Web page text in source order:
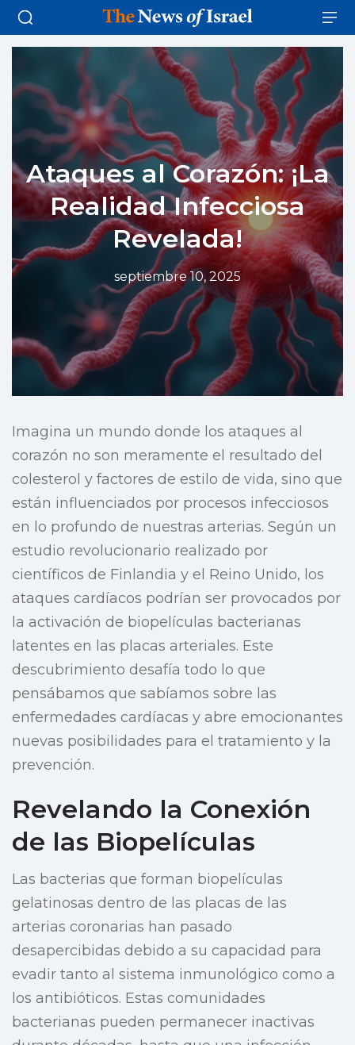
Ataques al Corazón: ¡La
Realidad Infecciosa
Revelada!
septiembre 10, 2025
Imagina un mundo donde los ataques al
corazón no son meramente el resultado del
colesterol y factores de estilo de vida, sino que
están influenciados por procesos infecciosos
en lo profundo de nuestras arterias. Según un
estudio revolucionario realizado por
científicos de Finlandia y el Reino Unido, los
ataques cardíacos podrían ser provocados por
la activación de biopelículas bacterianas
latentes en las placas arteriales. Este
descubrimiento desafía todo lo que
pensábamos que sabíamos sobre las
enfermedades cardíacas y abre emocionantes
nuevas posibilidades para el tratamiento y la
prevención.
Revelando la Conexión
de las Biopelículas
Las bacterias que forman biopelículas
gelatinosas dentro de las placas de las
arterias coronarias han pasado
desapercibidas debido a su capacidad para
evadir tanto al sistema inmunológico como a
los antibióticos. Estas comunidades
bacterianas pueden permanecer inactivas